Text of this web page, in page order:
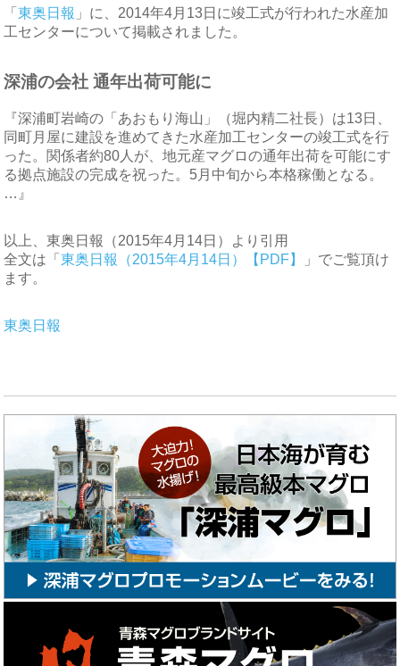
「東奥日報 」に、2014年4月13日に竣工式が行われた水産加
工センターについて掲載されました。
深浦の会社 通年出荷可能に
『深浦町岩崎の「あおもり海山」（堀内精二社長）は13日、
同町月屋に建設を進めてきた水産加工センターの竣工式を行
った。関係者約80人が、地元産マグロの通年出荷を可能にす
る拠点施設の完成を祝った。5月中旬から本格稼働となる。
…』
以上、東奥日報（2015年4月14日）より引用
全文は「東奥日報（2015年4月14日）【PDF】
」でご覧頂け
ます。
東奥日報